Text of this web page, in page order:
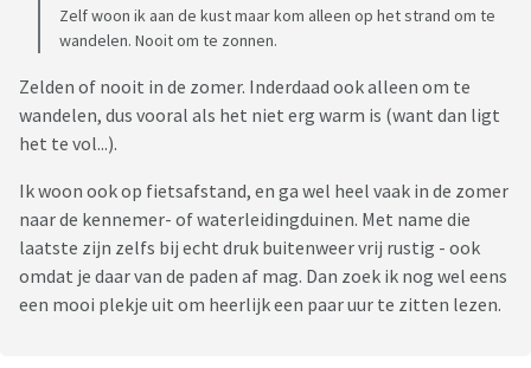
Zelf woon ik aan de kust maar kom alleen op het strand om te
wandelen. Nooit om te zonnen.
Zelden of nooit in de zomer. Inderdaad ook alleen om te
wandelen, dus vooral als het niet erg warm is (want dan ligt
het te vol...).
Ik woon ook op fietsafstand, en ga wel heel vaak in de zomer
naar de kennemer- of waterleidingduinen. Met name die
laatste zijn zelfs bij echt druk buitenweer vrij rustig - ook
omdat je daar van de paden af mag. Dan zoek ik nog wel eens
een mooi plekje uit om heerlijk een paar uur te zitten lezen.